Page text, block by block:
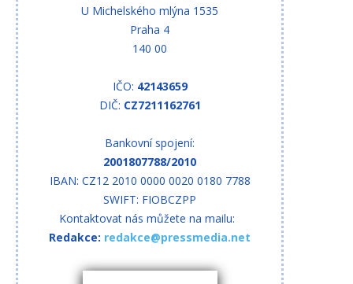
U Michelského mlýna 1535
Praha 4
140 00
IČO: 42143659
DIČ: CZ7211162761
Bankovní spojení:
2001807788/2010
IBAN: CZ12 2010 0000 0020 0180 7788
SWIFT: FIOBCZPP
Kontaktovat nás můžete na mailu:
Redakce: redakce@pressmedia.net